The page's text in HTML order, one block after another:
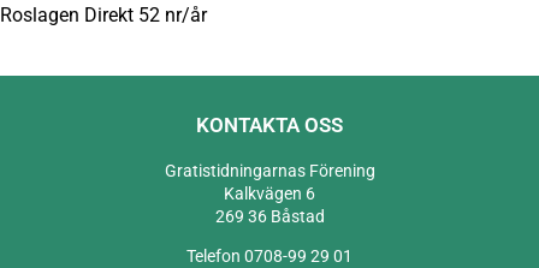
Roslagen Direkt 52 nr/år
KONTAKTA OSS
Gratistidningarnas Förening
Kalkvägen 6
269 36 Båstad
Telefon 0708-99 29 01